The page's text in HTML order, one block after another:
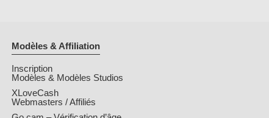
Modèles & Affiliation
Inscription
Modèles & Modèles Studios
XLoveCash
Webmasters / Affiliés